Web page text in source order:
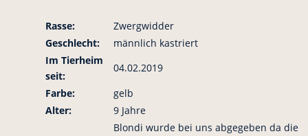
Rasse:
Zwergwidder
Geschlecht:
männlich kastriert
Im Tierheim
seit:
04.02.2019
Farbe:
gelb
Alter:
9 Jahre
Blondi wurde bei uns abgegeben da die